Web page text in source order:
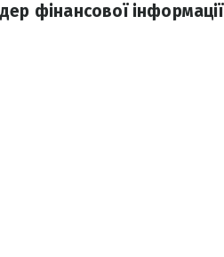
фінансової інформації